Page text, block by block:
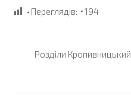
Переглядів: 194
Розділи Кропивницький